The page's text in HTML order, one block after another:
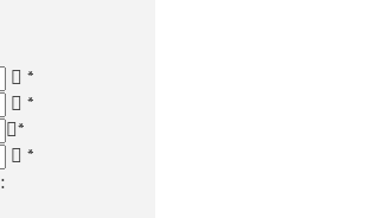
*
*
*
*
: